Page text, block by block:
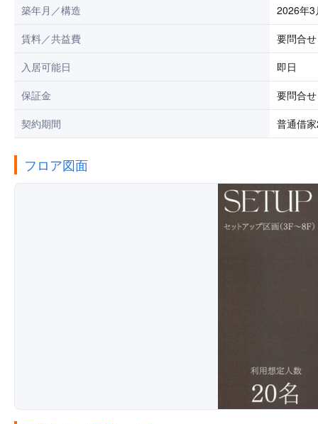
築年月／構造
2026年3
賃料／共益費
要問合
入居可能日
即日
保証金
要問合せ
契約期間
普通借
フロア図面